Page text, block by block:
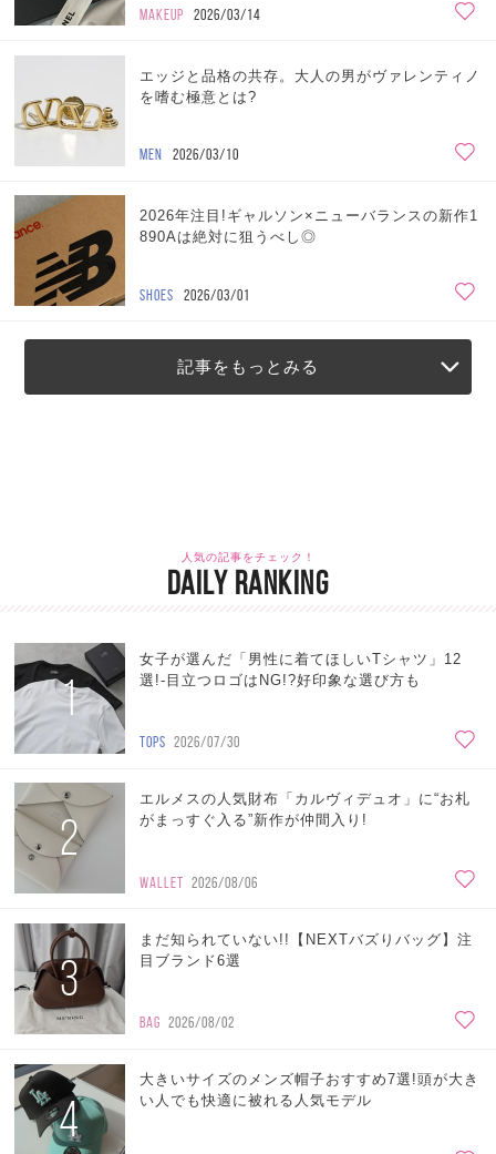
MAKEUP 2026/03/14
エッジと品格の共存。大人の男がヴァレンティノ
を嗜む極意とは?
MEN 2026/03/10
2026年注目!ギャルソン×ニューバランスの新作1
890Aは絶対に狙うべし◎
SHOES 2026/03/01
記事をもっとみる
人気の記事をチェック！
DAILY RANKING
1
女子が選んだ「男性に着てほしいTシャツ」12
選!-目立つロゴはNG!?好印象な選び方も
TOPS 2026/07/30
2
エルメスの人気財布「カルヴィデュオ」に“お札
がまっすぐ入る”新作が仲間入り!
WALLET 2026/08/06
3
まだ知られていない!!【NEXTバズりバッグ】注
目ブランド6選
BAG 2026/08/02
4
大きいサイズのメンズ帽子おすすめ7選!頭が大き
い人でも快適に被れる人気モデル